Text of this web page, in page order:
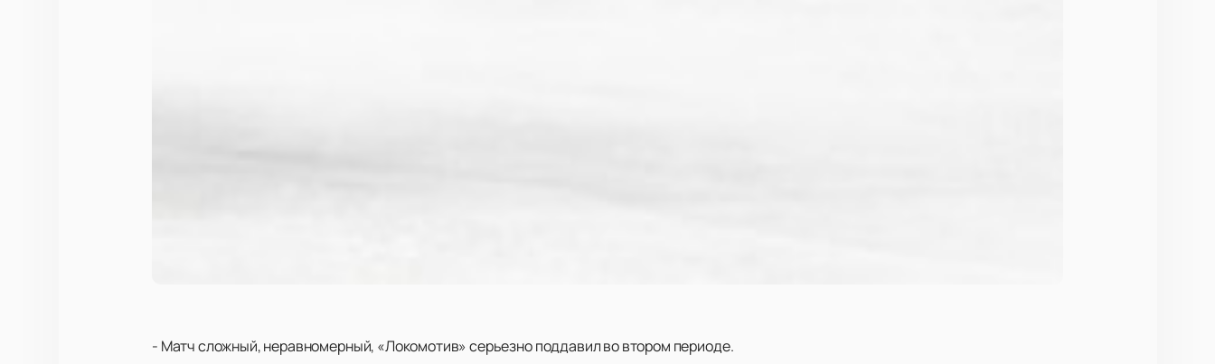
- Матч сложный, неравномерный, «Локомотив» серьезно поддавил во втором периоде.